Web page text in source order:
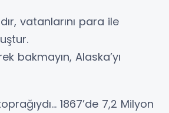
vatanlarını para ile
bakmayın, Alaska’yı
1867’de 7,2 Milyon